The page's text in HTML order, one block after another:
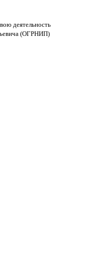
деятельность
(ОГРНИП)